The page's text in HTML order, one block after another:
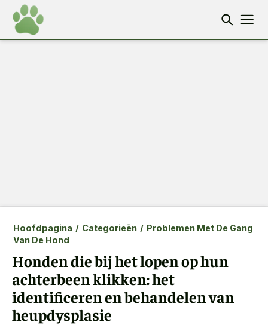
Hoofdpagina / Categorieën / Problemen Met De Gang
Van De Hond
Honden die bij het lopen op hun
achterbeen klikken: het
identificeren en behandelen van
heupdysplasie